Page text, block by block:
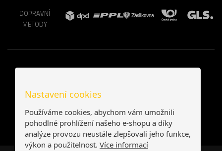
DOPRAVNÍ
METODY
Nastavení cookies
Používáme cookies, abychom vám umožnili
pohodlné prohlížení našeho e-shopu a díky
analýze provozu neustále zlepšovali jeho funkce,
výkon a použitelnost. Více informací